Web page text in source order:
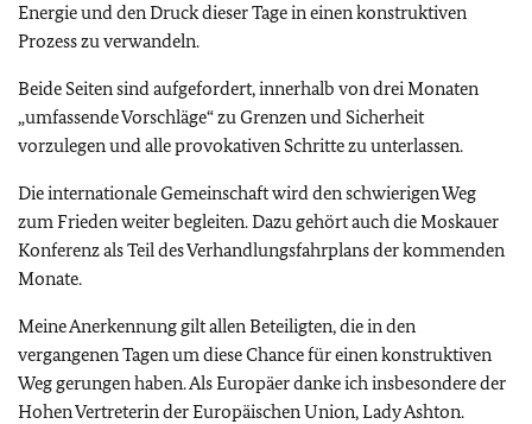
Energie und den Druck dieser Tage in einen konstruktiven
Prozess zu verwandeln.
Beide Seiten sind aufgefordert, innerhalb von drei Monaten
„umfassende Vorschläge“ zu Grenzen und Sicherheit
vorzulegen und alle provokativen Schritte zu unterlassen.
Die internationale Gemeinschaft wird den schwierigen Weg
zum Frieden weiter begleiten. Dazu gehört auch die Moskauer
Konferenz als Teil des Verhandlungsfahrplans der kommenden
Monate.
Meine Anerkennung gilt allen Beteiligten, die in den
vergangenen Tagen um diese Chance für einen konstruktiven
Weg gerungen haben. Als Europäer danke ich insbesondere der
Hohen Vertreterin der Europäischen Union, Lady Ashton.